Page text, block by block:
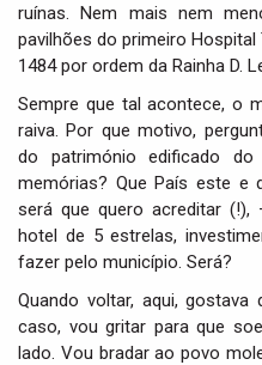
ruínas. Nem mais nem
pavilhões do primeiro
1484 por ordem da Rainha D.
Sempre que tal acontece, o
raiva. Por que motivo,
do património edificado
memórias? Que País este e
será que quero acreditar (!),
hotel de 5 estrelas,
fazer pelo município. Será?
Quando voltar, aqui,
caso, vou gritar para que
lado. Vou bradar ao povo